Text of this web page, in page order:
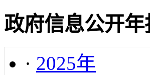
政府信息公开年
· 2025年